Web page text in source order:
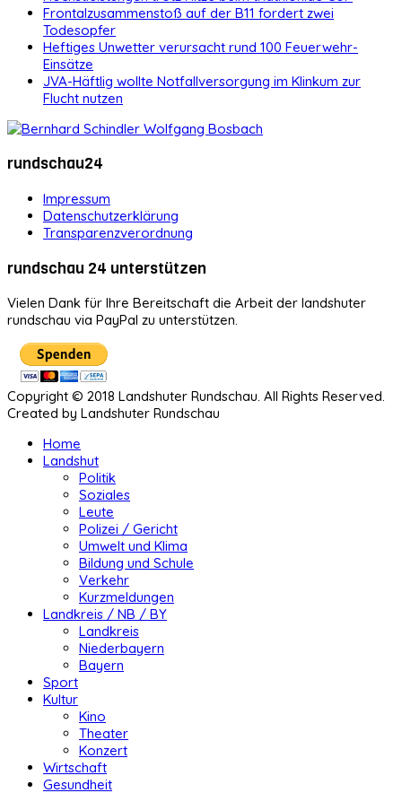
Frontalzusammenstoß auf der B11 fordert zwei
Todesopfer
Heftiges Unwetter verursacht rund 100 Feuerwehr-
Einsätze
JVA-Häftlig wollte Notfallversorgung im Klinkum zur
Flucht nutzen
rundschau24
Impressum
Datenschutzerklärung
Transparenzverordnung
rundschau 24 unterstützen
Vielen Dank für Ihre Bereitschaft die Arbeit der landshuter
rundschau via PayPal zu unterstützen.
Copyright © 2018 Landshuter Rundschau. All Rights Reserved.
Created by Landshuter Rundschau
Home
Landshut
Politik
Soziales
Leute
Polizei / Gericht
Umwelt und Klima
Bildung und Schule
Verkehr
Kurzmeldungen
Landkreis / NB / BY
Landkreis
Niederbayern
Bayern
Sport
Kultur
Kino
Theater
Konzert
Wirtschaft
Gesundheit